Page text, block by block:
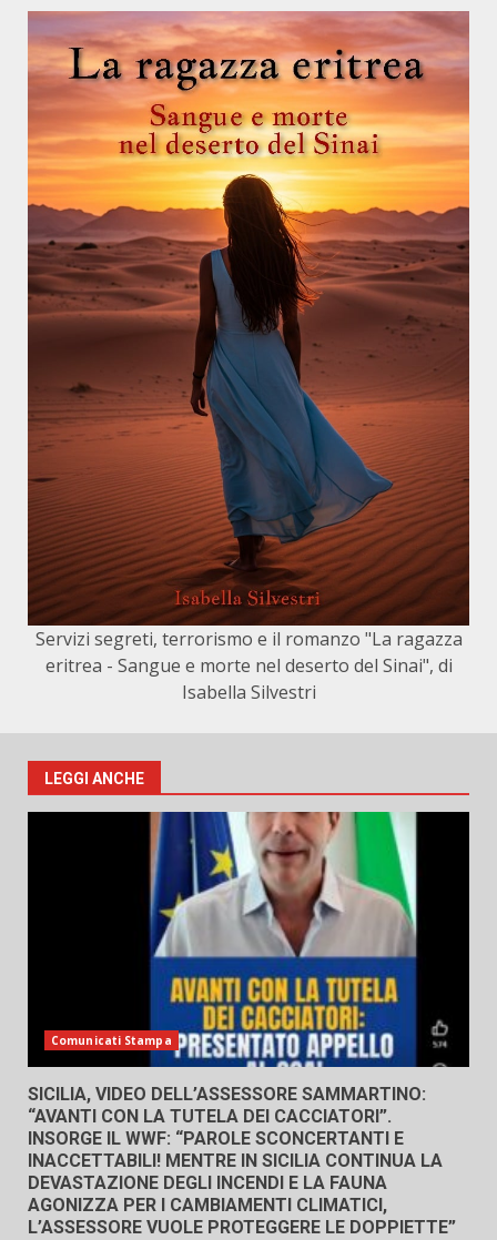
Servizi segreti, terrorismo e il romanzo "La ragazza
eritrea - Sangue e morte nel deserto del Sinai", di
Isabella Silvestri
LEGGI ANCHE
Comunicati Stampa
SICILIA, VIDEO DELL’ASSESSORE SAMMARTINO:
“AVANTI CON LA TUTELA DEI CACCIATORI”.
INSORGE IL WWF: “PAROLE SCONCERTANTI E
INACCETTABILI! MENTRE IN SICILIA CONTINUA LA
DEVASTAZIONE DEGLI INCENDI E LA FAUNA
AGONIZZA PER I CAMBIAMENTI CLIMATICI,
L’ASSESSORE VUOLE PROTEGGERE LE DOPPIETTE”